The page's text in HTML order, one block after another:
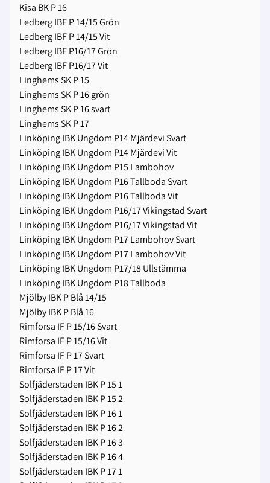
Kisa BK P 16
Ledberg IBF P 14/15 Grön
Ledberg IBF P 14/15 Vit
Ledberg IBF P16/17 Grön
Ledberg IBF P16/17 Vit
Linghems SK P 15
Linghems SK P 16 grön
Linghems SK P 16 svart
Linghems SK P 17
Linköping IBK Ungdom P14 Mjärdevi Svart
Linköping IBK Ungdom P14 Mjärdevi Vit
Linköping IBK Ungdom P15 Lambohov
Linköping IBK Ungdom P16 Tallboda Svart
Linköping IBK Ungdom P16 Tallboda Vit
Linköping IBK Ungdom P16/17 Vikingstad Svart
Linköping IBK Ungdom P16/17 Vikingstad Vit
Linköping IBK Ungdom P17 Lambohov Svart
Linköping IBK Ungdom P17 Lambohov Vit
Linköping IBK Ungdom P17/18 Ullstämma
Linköping IBK Ungdom P18 Tallboda
Mjölby IBK P Blå 14/15
Mjölby IBK P Blå 16
Rimforsa IF P 15/16 Svart
Rimforsa IF P 15/16 Vit
Rimforsa IF P 17 Svart
Rimforsa IF P 17 Vit
Solfjäderstaden IBK P 15 1
Solfjäderstaden IBK P 15 2
Solfjäderstaden IBK P 16 1
Solfjäderstaden IBK P 16 2
Solfjäderstaden IBK P 16 3
Solfjäderstaden IBK P 16 4
Solfjäderstaden IBK P 17 1